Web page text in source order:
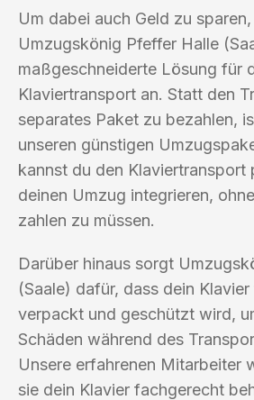
Um dabei auch Geld zu
Umzugskönig Pfeffer Halle
maßgeschneiderte Lösung für
Klaviertransport an. Statt den
separates Paket zu bezahlen,
unseren günstigen
kannst du den Klaviertransport
deinen Umzug integrieren,
zahlen zu müssen.
Darüber hinaus sorgt
(Saale) dafür, dass dein
verpackt und geschützt wird,
Schäden während des
Unsere erfahrenen Mitarbeiter
sie dein Klavier fachgerecht